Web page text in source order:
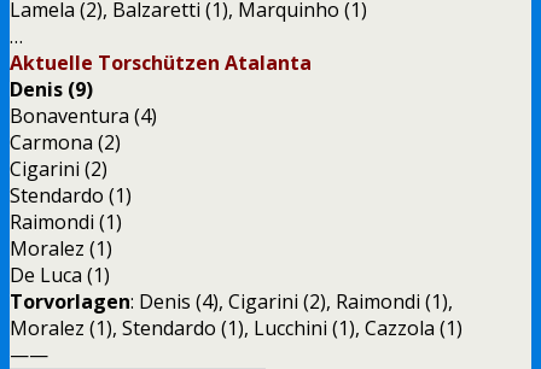
Lamela (2), Balzaretti (1), Marquinho (1)
…
Aktuelle Torschützen Atalanta
Denis (9)
Bonaventura (4)
Carmona (2)
Cigarini (2)
Stendardo (1)
Raimondi (1)
Moralez (1)
De Luca (1)
Torvorlagen: Denis (4), Cigarini (2), Raimondi (1),
Moralez (1), Stendardo (1), Lucchini (1), Cazzola (1)
——